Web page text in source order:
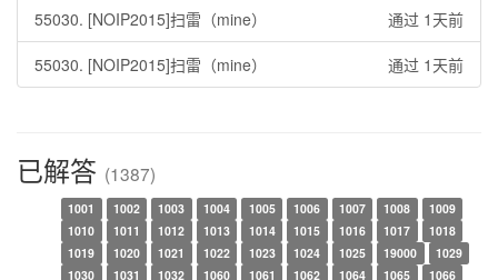
55030. [NOIP2015]扫雷（mine） 通过 1天前
55030. [NOIP2015]扫雷（mine） 通过 1天前
已解答 (1387)
1001 1002 1003 1004 1005 1006 1007 1008
1009
1010
1011 1012 1013 1014 1015 1016 1017
1018
1019
1020 1021 1022 1023 1024 1025 19000
1029
1030
1031 1032 1060 1061 1062 1064 1065
1066